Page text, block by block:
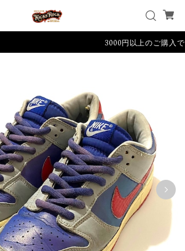
3000円以上のご購入で